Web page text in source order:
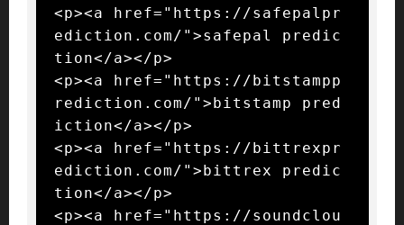
<p><a href="https://safepalpr
ediction.com/">safepal predic
tion</a></p>
<p><a href="https://bitstampp
rediction.com/">bitstamp pred
iction</a></p>
<p><a href="https://bittrexpr
ediction.com/">bittrex predic
tion</a></p>
<p><a href="https://soundclou